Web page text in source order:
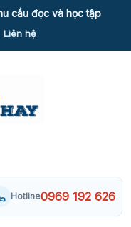
cầu đọc và học tập
Liên hệ
Hotline0969 192 626